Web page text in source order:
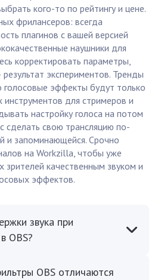
кого-то по рейтингу и цене.
фрилансеров: всегда
плагинов с вашей версией
наушники для
корректировать параметры,
экспериментов. Тренды
голосовые эффекты будут только
для стримеров и
настройку голоса на потом
сделать свою трансляцию по-
и запоминающейся. Срочно
на Workzilla, чтобы уже
зрителей качественным звуком и
эффектов.
звука при
OBS?
OBS отличаются